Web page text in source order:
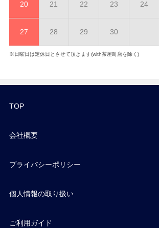
20 21 22 23 24
27 28 29 30
※日曜日は定休日とさせて頂きます(with茶屋町店を除く)
TOP
会社概要
プライバシーポリシー
個人情報の取り扱い
ご利用ガイド